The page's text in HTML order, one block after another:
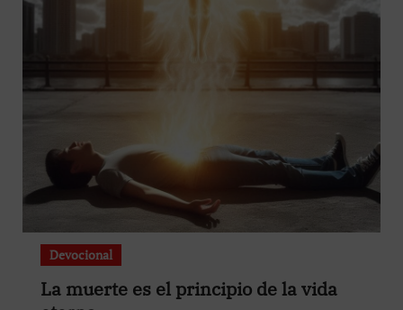
Devocional
La muerte es el principio de la vida